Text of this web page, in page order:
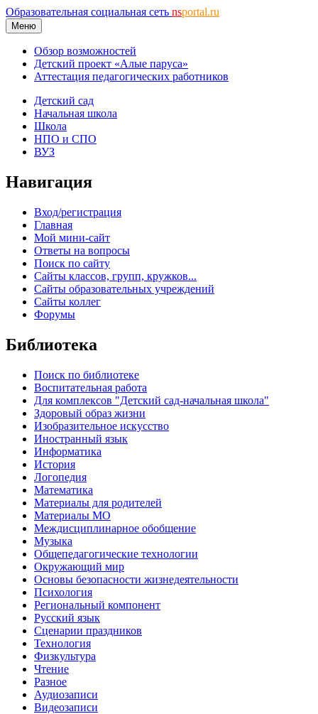
Образовательная социальная сеть nsportal.ru
Меню
Обзор возможностей
Детский проект «Алые паруса»
Аттестация педагогических работников
Детский сад
Начальная школа
Школа
НПО и СПО
ВУЗ
Навигация
Вход/регистрация
Главная
Мой мини-сайт
Ответы на вопросы
Поиск по сайту
Сайты классов, групп, кружков...
Сайты образовательных учреждений
Сайты коллег
Форумы
Библиотека
Поиск по библиотеке
Воспитательная работа
Для комплексов "Детский сад-начальная школа"
Здоровый образ жизни
Изобразительное искусство
Иностранный язык
Информатика
История
Логопедия
Математика
Материалы для родителей
Материалы МО
Междисциплинарное обобщение
Музыка
Общепедагогические технологии
Окружающий мир
Основы безопасности жизнедеятельности
Психология
Региональный компонент
Русский язык
Сценарии праздников
Технология
Физкультура
Чтение
Разное
Аудиозаписи
Видеозаписи